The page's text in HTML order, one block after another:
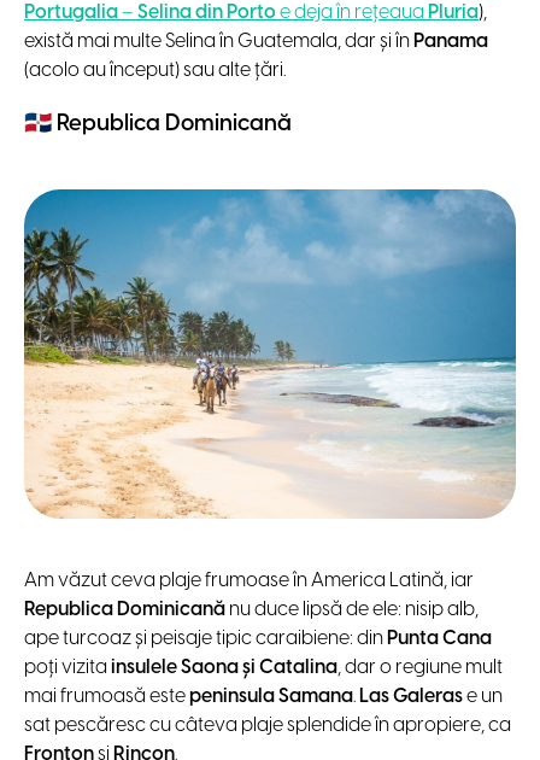
Portugalia– Selina din Portoe deja în rețeaua Pluria),
există mai multe Selina în Guatemala, dar și în Panama
(acolo au început) sau alte țări.
🇩🇴 Republica Dominicană
Am văzut ceva plaje frumoase în America Latină, iar
Republica Dominicană nu duce lipsă de ele: nisip alb,
ape turcoaz și peisaje tipic caraibiene: din Punta Cana
poți vizita insulele Saona și Catalina, dar o regiune mult
mai frumoasă estepeninsula Samana. Las Galerase un
sat pescăresc cu câteva plaje splendide în apropiere, ca
Frontonși Rincon.